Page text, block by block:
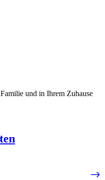
und in Ihrem Zuhause